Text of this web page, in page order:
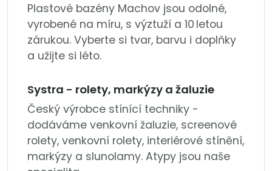
Plastové bazény Machov jsou odolné,
vyrobené na míru, s výztuží a 10 letou
zárukou. Vyberte si tvar, barvu i doplňky
a užijte si léto.
Systra - rolety, markýzy a žaluzie
Český výrobce stínící techniky -
dodáváme venkovní žaluzie, screenové
rolety, venkovní rolety, interiérové stínění,
markýzy a slunolamy. Atypy jsou naše